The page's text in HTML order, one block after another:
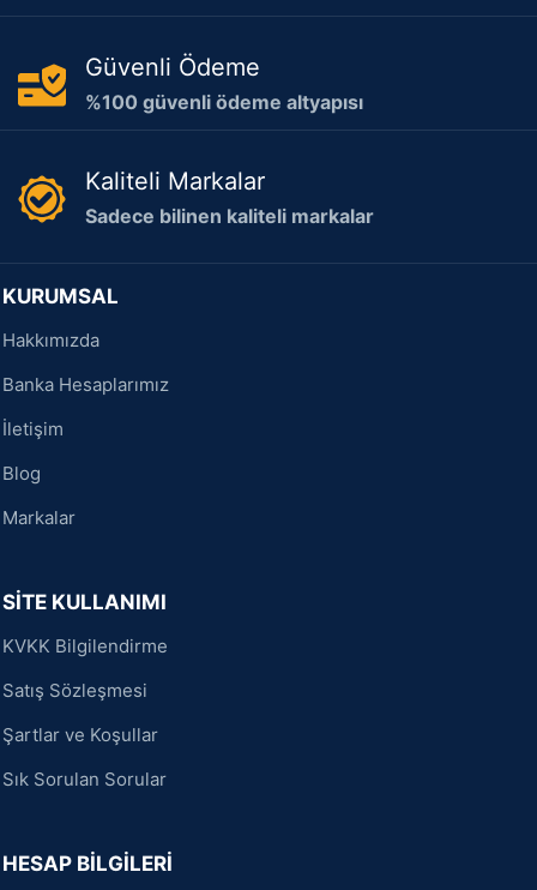
Güvenli Ödeme
%100 güvenli ödeme altyapısı
Kaliteli Markalar
Sadece bilinen kaliteli markalar
KURUMSAL
Hakkımızda
Banka Hesaplarımız
İletişim
Blog
Markalar
SİTE KULLANIMI
KVKK Bilgilendirme
Satış Sözleşmesi
Şartlar ve Koşullar
Sık Sorulan Sorular
HESAP BİLGİLERİ